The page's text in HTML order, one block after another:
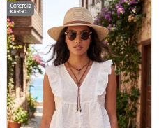
ÜCRETSIZ
KARGO